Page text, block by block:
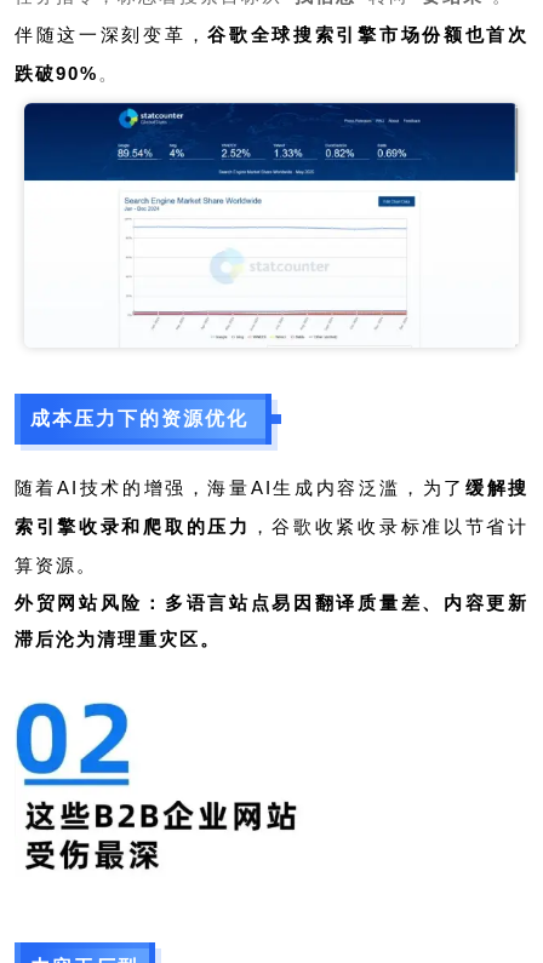
伴随这一深刻变革，谷歌全球搜索引擎市场份额也首次
跌破90%。
成本压力下的资源优化
随着AI技术的增强，海量AI生成内容泛滥，为了 缓解搜
索引擎收录和爬取的压力 ，谷歌收紧收录标准以节省计
算资源。
外贸网站风险：多语言站点易因翻译质量差、内容更新
滞后沦为清理重灾区。